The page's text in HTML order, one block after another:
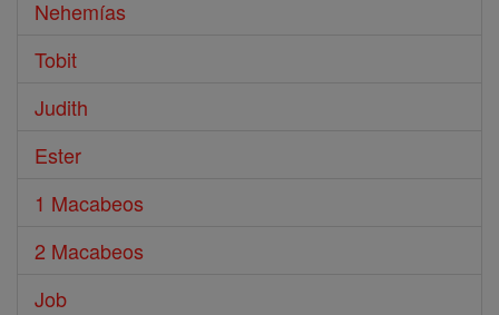
Nehemías
Tobit
Judith
Ester
1 Macabeos
2 Macabeos
Job